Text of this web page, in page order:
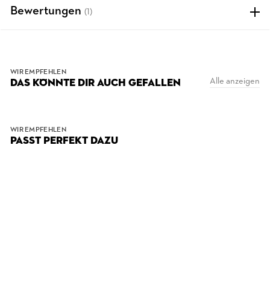
Bewertungen (1)
WIR EMPFEHLEN
DAS KÖNNTE DIR AUCH GEFALLEN Alle anzeigen
WIR EMPFEHLEN
PASST PERFEKT DAZU